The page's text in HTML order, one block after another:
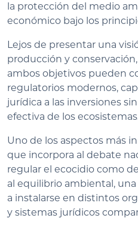
la protección del medio
económico bajo los
Lejos de presentar una
producción y
ambos objetivos pueden
regulatorios modernos,
jurídica a las inversiones
efectiva de los
Uno de los aspectos más
que incorpora al debate
regular el ecocidio como
al equilibrio ambiental,
a instalarse en distintos
y sistemas jurídicos